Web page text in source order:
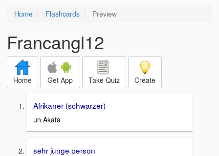
Home Flashcards Preview
Francangl12
Home Get App Take Quiz Create
Afrikaner (schwarzer)
un Akata
sehr junge person